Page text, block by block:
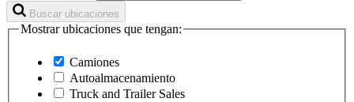
Buscar ubicaciones
Mostrar ubicaciones que tengan:
Camiones
Autoalmacenamiento
Truck and Trailer Sales